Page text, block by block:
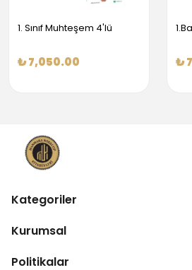
1. Sınıf Muhteşem 4'lü
₺ 7,050.00 ₺
Kategoriler
Kurumsal
Politikalar